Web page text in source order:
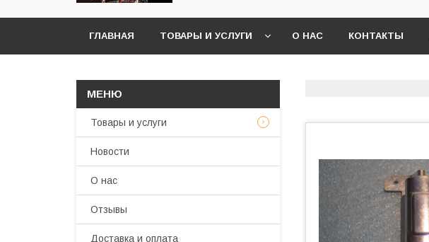
ГЛАВНАЯ ТОВАРЫ И УСЛУГИ О НАС КОНТАКТЫ
Товары и услуги
Новости
О нас
Отзывы
Доставка и оплата